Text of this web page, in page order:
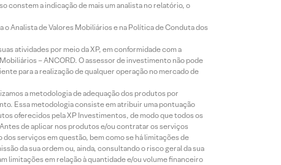
constem a indicação de mais um analista no relatório, o
Analista de Valores Mobiliários e na Política de Conduta dos
atividades por meio da XP, em conformidade com a
– ANCORD. O assessor de investimento não pode
para a realização de qualquer operação no mercado de
a metodologia de adequação dos produtos por
Essa metodologia consiste em atribuir uma pontuação
oferecidos pela XP Investimentos, de modo que todos os
de aplicar nos produtos e/ou contratar os serviços
serviços em questão, bem como se há limitações de
da sua ordem ou, ainda, consultando o risco geral da sua
limitações em relação à quantidade e/ou volume financeiro